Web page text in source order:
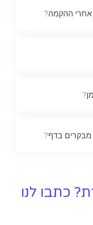
אחרי ההקמה?
בדף?
כתבו לנו